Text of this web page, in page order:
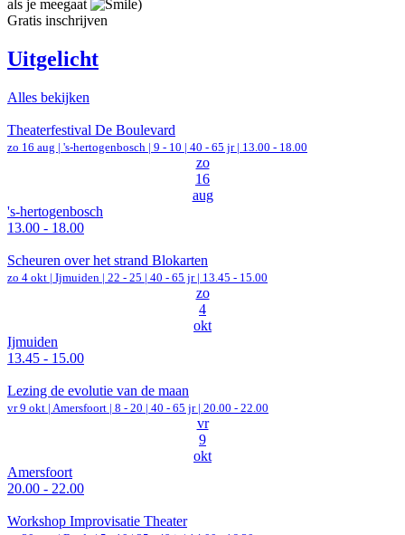
als je meegaat
)
Gratis inschrijven
Uitgelicht
Alles bekijken
Theaterfestival De Boulevard
zo 16 aug | 's-hertogenbosch | 9 - 10 | 40 - 65 jr | 13.00 - 18.00
zo
16
aug
's-hertogenbosch
13.00 - 18.00
Scheuren over het strand Blokarten
zo 4 okt | Ijmuiden | 22 - 25 | 40 - 65 jr | 13.45 - 15.00
zo
4
okt
Ijmuiden
13.45 - 15.00
Lezing de evolutie van de maan
vr 9 okt | Amersfoort | 8 - 20 | 40 - 65 jr | 20.00 - 22.00
vr
9
okt
Amersfoort
20.00 - 22.00
Workshop Improvisatie Theater